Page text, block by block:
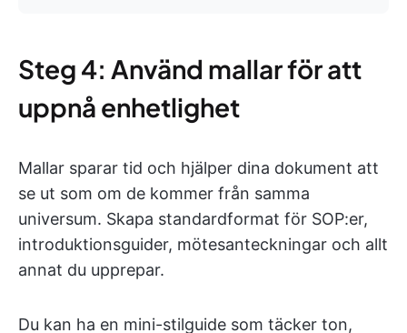
Steg 4: Använd mallar för att
uppnå enhetlighet
Mallar sparar tid och hjälper dina dokument att
se ut som om de kommer från samma
universum. Skapa standardformat för SOP:er,
introduktionsguider, mötesanteckningar och allt
annat du upprepar.
Du kan ha en mini-stilguide som täcker ton,